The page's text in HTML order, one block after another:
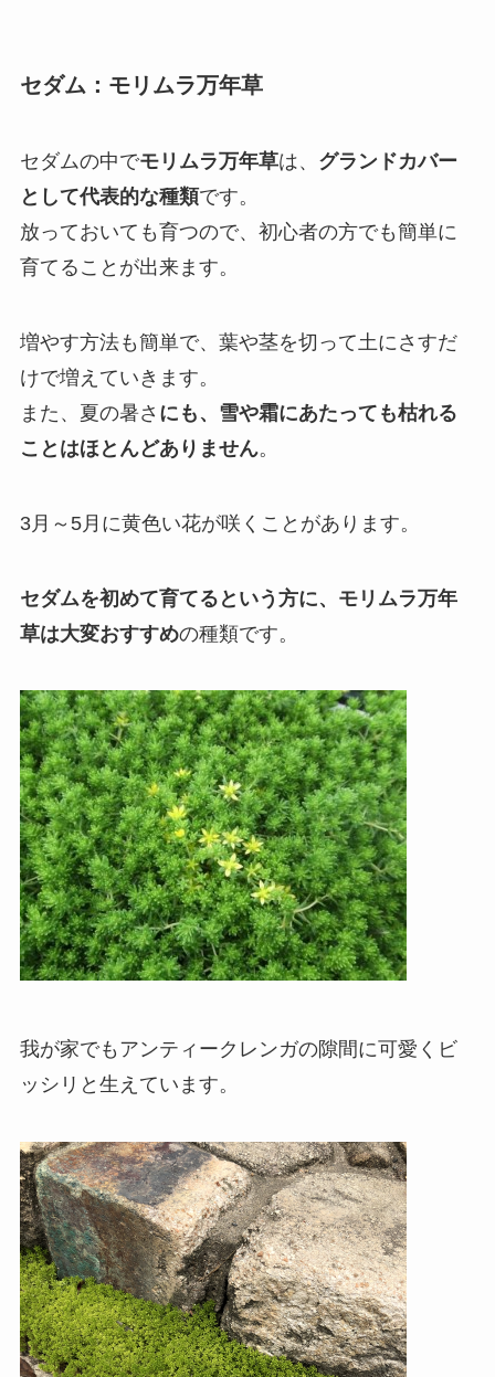
セダム：モリムラ万年草
セダムの中でモリムラ万年草は、 グランドカバー
として代表的な種類です。
放っておいても育つので、初心者の方でも簡単に
育てることが出来ます。
増やす方法も簡単で、葉や茎を切って土にさすだ
けで増えていきます。
また、夏の暑さ にも、雪や霜にあたっても枯れる
ことはほとんどありません。
3月～5月に黄色い花が咲くことがあります。
セダムを初めて育てるという方に、モリムラ万年
草は大変おすすめの種類です。
我が家でもアンティークレンガの隙間に可愛くビ
ッシリと生えています。